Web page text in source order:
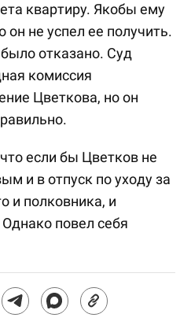
квартиру. Якобы ему
не успел ее получить.
отказано. Суд
комиссия
Цветкова, но он
если бы Цветков не
и в отпуск по уходу за
и полковника, и
повел себя